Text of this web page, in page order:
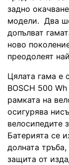
задно
модели. Два
допълват
ново
преодолеят
Цялата гама е
BOSCH 500
рамката на
осигурява
велосипедите
Батерията се
долната
защита от